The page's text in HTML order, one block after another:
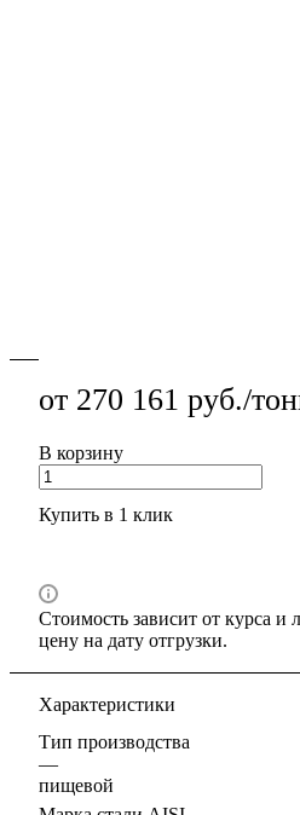
от 270 161 руб./
В корзину
Купить в 1 клик
Стоимость зависит от курса и
цену на дату отгрузки.
Характеристики
Тип производства
—
пищевой